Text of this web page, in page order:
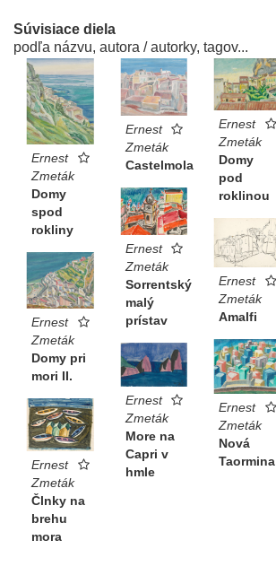
Súvisiace diela
podľa názvu, autora / autorky, tagov...
Ernest
Zmeták
Domy
spod
rokliny
Ernest
Zmeták
Castelmola
Ernest
Zmeták
Domy
pod
roklinou
Ernest
Zmeták
Sorrentský
malý
prístav
Ernest
Zmeták
Amalfi
Ernest
Zmeták
Domy pri
mori II.
Ernest
Zmeták
Nová
Taormina
Ernest
Zmeták
More na
Capri v
hmle
Ernest
Zmeták
Člnky na
brehu
mora